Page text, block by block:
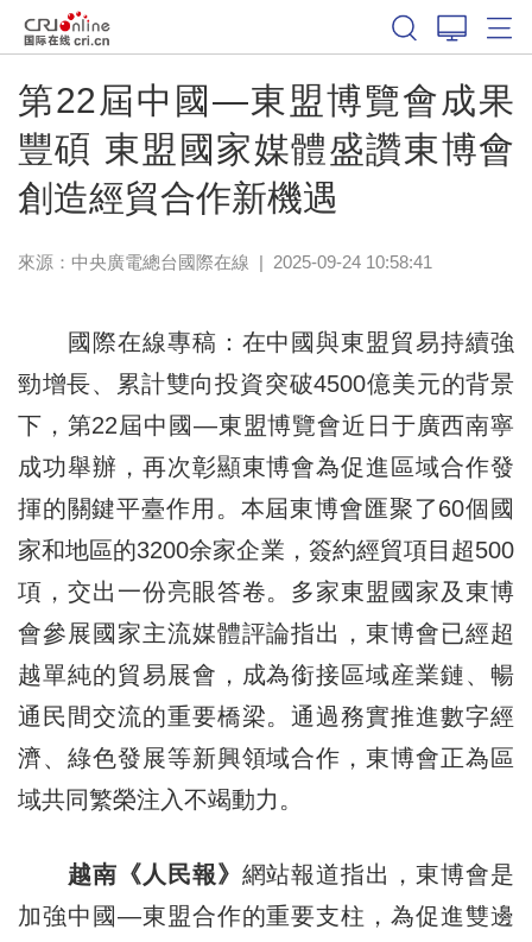
第22屆中國—東盟博覽會成果
豐碩 東盟國家媒體盛讚東博會
創造經貿合作新機遇
來源：中央廣電總台國際在線 | 2025-09-24 10:58:41
國際在線專稿：在中國與東盟貿易持續強
勁增長、累計雙向投資突破4500億美元的背景
下，第22屆中國—東盟博覽會近日于廣西南寧
成功舉辦，再次彰顯東博會為促進區域合作發
揮的關鍵平臺作用。本屆東博會匯聚了60個國
家和地區的3200余家企業，簽約經貿項目超500
項，交出一份亮眼答卷。多家東盟國家及東博
會參展國家主流媒體評論指出，東博會已經超
越單純的貿易展會，成為銜接區域産業鏈、暢
通民間交流的重要橋梁。通過務實推進數字經
濟、綠色發展等新興領域合作，東博會正為區
域共同繁榮注入不竭動力。
越南《人民報》 網站報道指出，東博會是
加強中國—東盟合作的重要支柱，為促進雙邊